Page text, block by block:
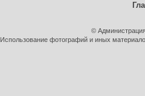
©
Использование фотографий и иных